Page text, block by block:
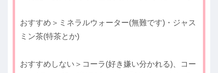
おすすめ＞ミネラルウォーター(無難です)・ジャス
ミン茶(特茶とか)
おすすめしない＞コーラ(好き嫌い分かれる)、コー